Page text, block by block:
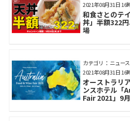
和食さとのテ
丼」半額322
場
2021年08月31日 16
カテゴリ： ニュー
オーストラリ
ンスホテル「
Fair 2021」9
2021年08月31日 16